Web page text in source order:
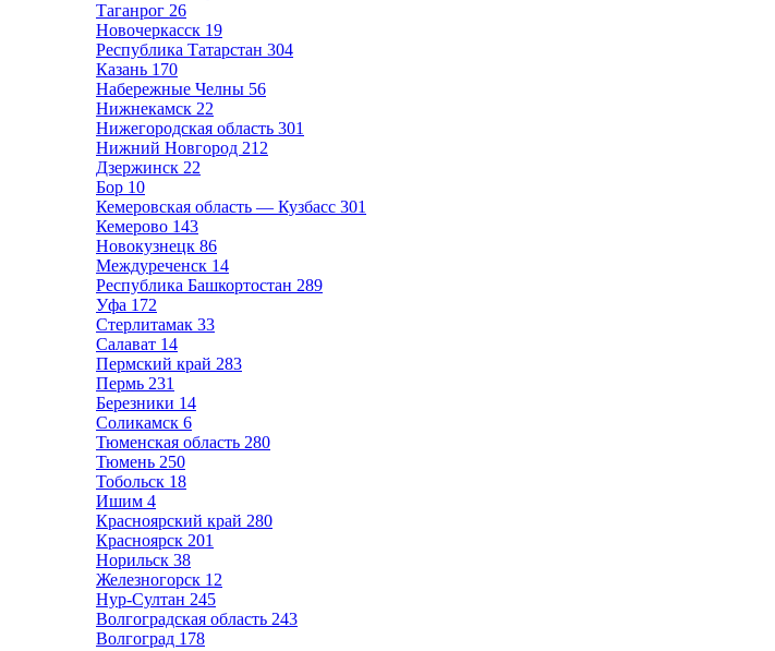
Таганрог 26
Новочеркасск 19
Республика Татарстан 304
Казань 170
Набережные Челны 56
Нижнекамск 22
Нижегородская область 301
Нижний Новгород 212
Дзержинск 22
Бор 10
Кемеровская область — Кузбасс 301
Кемерово 143
Новокузнецк 86
Междуреченск 14
Республика Башкортостан 289
Уфа 172
Стерлитамак 33
Салават 14
Пермский край 283
Пермь 231
Березники 14
Соликамск 6
Тюменская область 280
Тюмень 250
Тобольск 18
Ишим 4
Красноярский край 280
Красноярск 201
Норильск 38
Железногорск 12
Нур-Султан 245
Волгоградская область 243
Волгоград 178